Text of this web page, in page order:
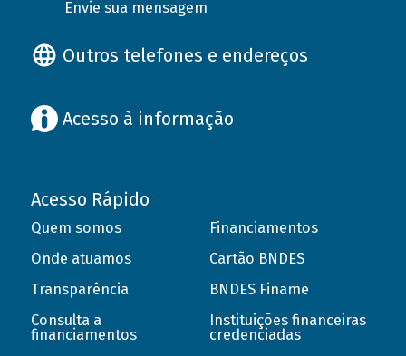
Envie sua mensagem
Outros telefones e endereços
Acesso à informação
Acesso Rápido
Quem somos
Onde atuamos
Transparência
Consulta a
financiamentos
Financiamentos
Cartão BNDES
BNDES Finame
Instituições financeiras
credenciadas